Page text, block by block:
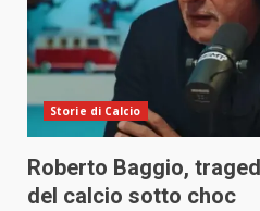
Storie di Calcio
Roberto Baggio,
del calcio sotto choc